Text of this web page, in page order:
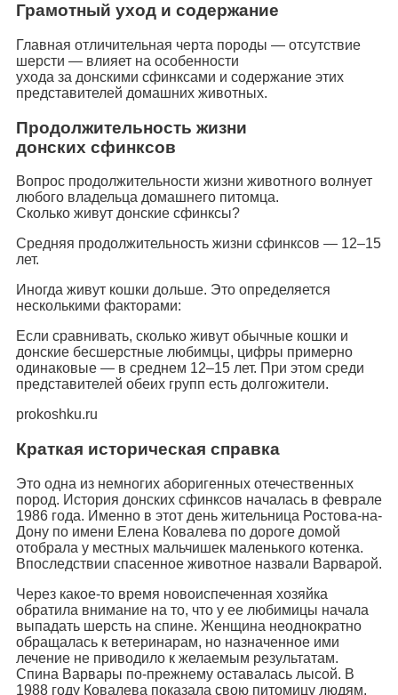
Грамотный уход и содержание
Главная отличительная черта породы — отсутствие
шерсти — влияет на особенности
ухода за донскими сфинксами и содержание этих
представителей домашних животных.
Продолжительность жизни
донских сфинксов
Вопрос продолжительности жизни животного волнует
любого владельца домашнего питомца.
Сколько живут донские сфинксы?
Средняя продолжительность жизни сфинксов — 12–15
лет.
Иногда живут кошки дольше. Это определяется
несколькими факторами:
Если сравнивать, сколько живут обычные кошки и
донские бесшерстные любимцы, цифры примерно
одинаковые — в среднем 12–15 лет. При этом среди
представителей обеих групп есть долгожители.
prokoshku.ru
Краткая историческая справка
Это одна из немногих аборигенных отечественных
пород. История донских сфинксов началась в феврале
1986 года. Именно в этот день жительница Ростова-на-
Дону по имени Елена Ковалева по дороге домой
отобрала у местных мальчишек маленького котенка.
Впоследствии спасенное животное назвали Варварой.
Через какое-то время новоиспеченная хозяйка
обратила внимание на то, что у ее любимицы начала
выпадать шерсть на спине. Женщина неоднократно
обращалась к ветеринарам, но назначенное ими
лечение не приводило к желаемым результатам.
Спина Варвары по-прежнему оставалась лысой. В
1988 году Ковалева показала свою питомицу людям,